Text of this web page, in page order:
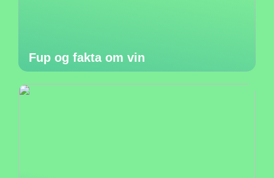
Fup og fakta om vin